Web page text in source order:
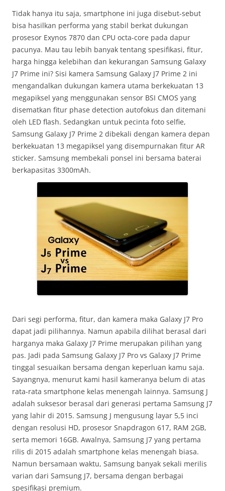
Tidak hanya itu saja, smartphone ini juga disebut-sebut
bisa hasilkan performa yang stabil berkat dukungan
prosesor Exynos 7870 dan CPU octa-core pada dapur
pacunya. Mau tau lebih banyak tentang spesifikasi, fitur,
harga hingga kelebihan dan kekurangan Samsung Galaxy
J7 Prime ini? Sisi kamera Samsung Galaxy J7 Prime 2 ini
mengandalkan dukungan kamera utama berkekuatan 13
megapiksel yang menggunakan sensor BSI CMOS yang
disematkan fitur phase detection autofokus dan ditemani
oleh LED flash. Sedangkan untuk pecinta foto selfie,
Samsung Galaxy J7 Prime 2 dibekali dengan kamera depan
berkekuatan 13 megapiksel yang disempurnakan fitur AR
sticker. Samsung membekali ponsel ini bersama baterai
berkapasitas 3300mAh.
Dari segi performa, fitur, dan kamera maka Galaxy J7 Pro
dapat jadi pilihannya. Namun apabila dilihat berasal dari
harganya maka Galaxy J7 Prime merupakan pilihan yang
pas. Jadi pada Samsung Galaxy J7 Pro vs Galaxy J7 Prime
tinggal sesuaikan bersama dengan keperluan kamu saja.
Sayangnya, menurut kami hasil kameranya belum di atas
rata-rata smartphone kelas menengah lainnya. Samsung J
adalah suksesor berasal dari generasi pertama Samsung J7
yang lahir di 2015. Samsung J mengusung layar 5,5 inci
dengan resolusi HD, prosesor Snapdragon 617, RAM 2GB,
serta memori 16GB. Awalnya, Samsung J7 yang pertama
rilis di 2015 adalah smartphone kelas menengah biasa.
Namun bersamaan waktu, Samsung banyak sekali merilis
varian dari Samsung J7, bersama dengan berbagai
spesifikasi premium.